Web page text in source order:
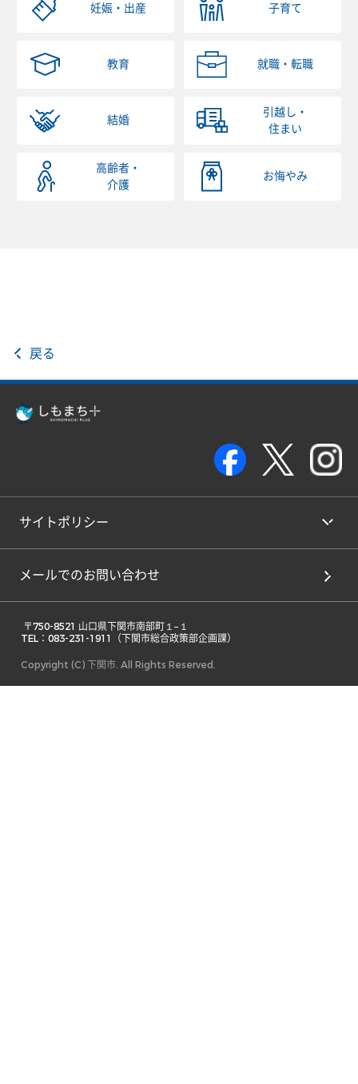
妊娠・出産 子育て
教育 就職・転職
結婚
引越し・
住まい
高齢者・
介護
お悔やみ
戻る
サイトポリシー
メールでのお問い合わせ
TEL：083-231-1911（下関市総合政策部企画課）
Copyright (C) 下関市. All Rights Reserved.